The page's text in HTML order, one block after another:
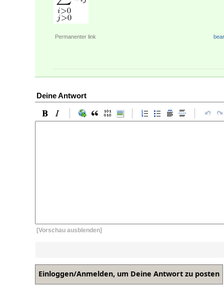
Permanenter link
Deine Antwort
[Vorschau ausblenden]